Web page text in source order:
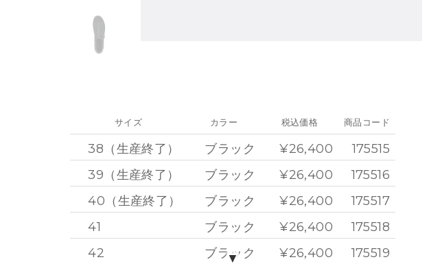
▼
サイズ
38（生産終了）
39（生産終了）
40（生産終了）
41
42
カラー
ブラック
ブラック
ブラック
ブラック
ブラック
税込価格
¥26,400
¥26,400
¥26,400
¥26,400
¥26,400
商品コード
175515
175516
175517
175518
175519